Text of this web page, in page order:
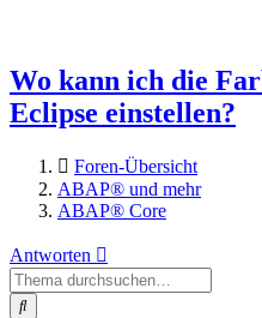
Wo kann ich die
Eclipse einstellen?
Foren-Übersicht
ABAP® und mehr
ABAP® Core
Antworten
Suche